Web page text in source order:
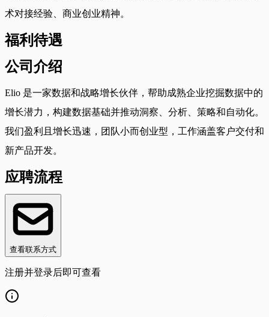
术对接经验、商业创业精神。
福利待遇
公司介绍
Elio 是一家数据和战略增长伙伴，帮助成熟企业挖掘数据中的
增长潜力，构建数据基础并推动洞察、分析、策略和自动化。
我们盈利且增长迅速，团队小而创业型，工作涵盖客户交付和
新产品开发。
应聘流程
查看联系方式
注册并登录后即可查看